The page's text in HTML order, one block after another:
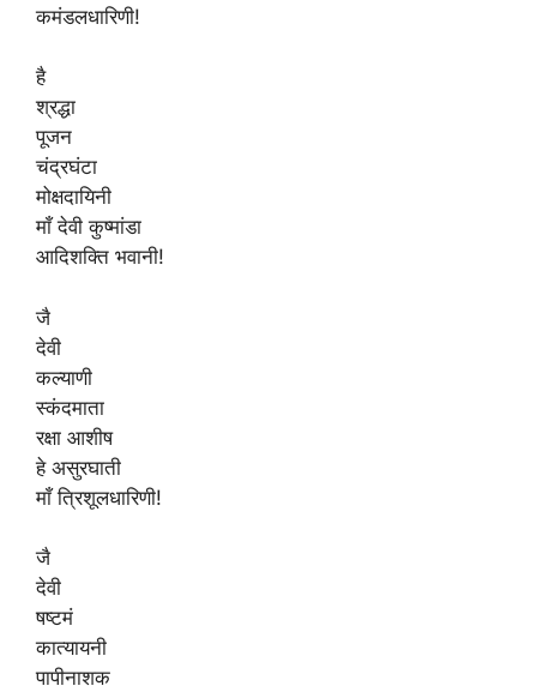
कमंडलधारिणी!
है
श्रद्धा
पूजन
चंद्रघंटा
मोक्षदायिनी
माँ देवी कुष्मांडा
आदिशक्ति भवानी!
जै
देवी
कल्याणी
स्कंदमाता
रक्षा आशीष
हे असुरघाती
माँ त्रिशूलधारिणी!
जै
देवी
षष्टमं
कात्यायनी
पापीनाशक